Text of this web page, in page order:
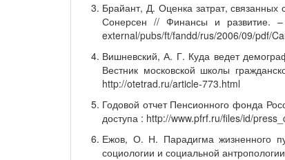
Брайант, Д. Оценка затрат,
Сонерсен // Финансы и
external/pubs/ft/fandd/rus/2006/09/pdf/
Вишневский, А. Г. Куда ведет
Вестник московской школы
http://otetrad.ru/article-773.html
Годовой отчет Пенсионного фонда
доступа : http://www.pfrf.ru/files/id/
Ежов, О. Н. Парадигма жизненного
социологии и социальной